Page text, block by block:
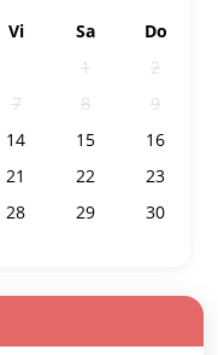
Vi Sa
Do
1
2
7 8
9
14 15
16
21 22
23
28 29
30